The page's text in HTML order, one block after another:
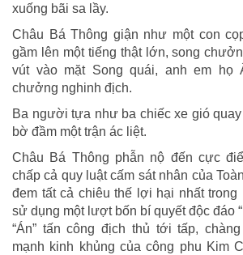
xuống bãi sa lầy.
Châu Bá Thông giận như một con
gầm lên một tiếng thật lớn, song
vút vào mặt Song quái, anh em họ
chưởng nghinh địch.
Ba người tựa như ba chiếc xe gió
bờ đầm một trận ác liệt.
Châu Bá Thông phẫn nộ đến cực
chấp cả quy luật cấm sát nhân của
đem tất cả chiêu thế lợi hại nhất trong
sử dụng một lượt bốn bí quyết độc đáo
“Án” tấn công địch thủ tới tấp,
mạnh kinh khủng của công phu Kim